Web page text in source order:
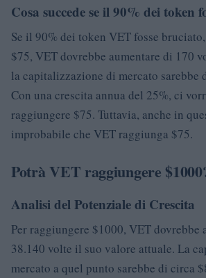
Cosa succede se il 90% dei token
Se il 90% dei token VET fosse
$75, VET dovrebbe aumentare di 170
la capitalizzazione di mercato
Con una crescita annua del 25%, ci
raggiungere $75. Tuttavia, anche in
improbabile che VET raggiunga $75.
Potrà VET raggiungere
Analisi del Potenziale di Crescita
Per raggiungere $1000, VET dovrebbe
38.140 volte il suo valore attuale. La
mercato a quel punto sarebbe di circa